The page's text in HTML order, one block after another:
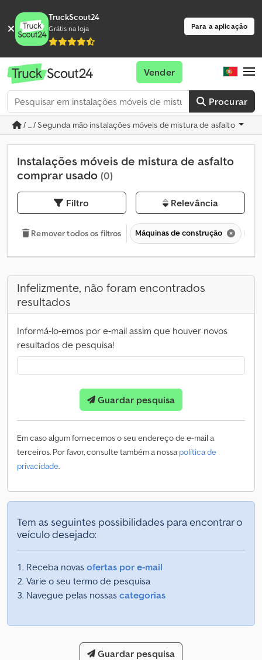
TruckScout24
Grátis na loja Para a aplicação
Procurar
Vender
/ ... / Segunda mão instalações móveis de mistura de asfalto
Instalações móveis de mistura de asfalto
comprar usado (0)
Filtro Relevância
Remover todos os filtros Máquinas de construção
Infelizmente, não foram encontrados
resultados
Informá-lo-emos por e-mail assim que houver novos
resultados de pesquisa!
Guardar pesquisa
Em caso algum fornecemos o seu endereço de e-mail a
terceiros. Por favor, consulte também a nossa política de
privacidade.
Tem as seguintes possibilidades para encontrar o
veículo desejado:
Receba novas ofertas por e-mail
Varie o seu termo de pesquisa
Navegue pelas nossas categorias
Guardar pesquisa